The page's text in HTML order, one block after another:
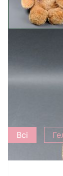
Всі